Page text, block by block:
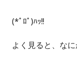
(*ﾟﾛﾟ)ﾊｯ!!
よく見ると、な